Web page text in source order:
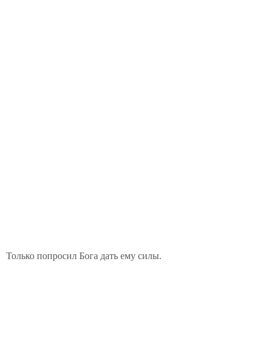
Только попросил Бога дать ему силы.